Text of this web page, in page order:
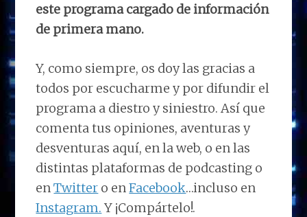
este programa cargado de información
de primera mano.
Y, como siempre, os doy las gracias a
todos por escucharme y por difundir el
programa a diestro y siniestro. Así que
comenta tus opiniones, aventuras y
desventuras aquí, en la web, o en las
distintas plataformas de podcasting o
enTwitter o enFacebook…incluso en
Instagram. Y ¡Compártelo!.